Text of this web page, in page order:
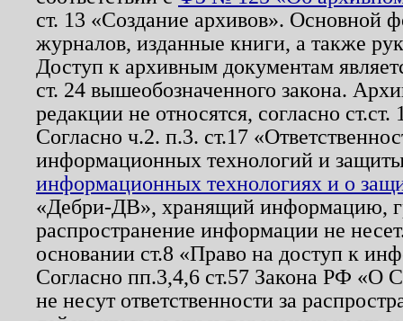
ст. 13 «Создание архивов». Основной
журналов, изданные книги, а также
Доступ к архивным документам
ст. 24 вышеобозначенного закона.
редакции не относятся, согласно
Согласно ч.2. п.3. ст.17
информационных технологий и
информационных технологиях и о
«Дебри-ДВ», хранящий информацию,
распространение информации не
основании ст.8 «Право на доступ к
Согласно пп.3,4,6 ст.57 Закона РФ «О
не несут ответственности за